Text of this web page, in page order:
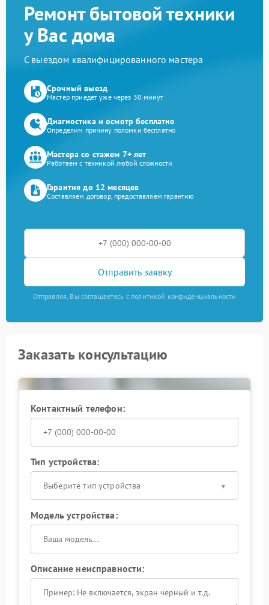
Ремонт бытовой техники
у Вас дома
С выездом квалифицированного мастера
Срочный выезд
Мастер приедет уже через 30 минут
Диагностика и осмотр бесплатно
Определим причину поломки бесплатно
Мастера со стажем 7+ лет
Работаем с техникой любой сложности
Гарантия до 12 месяцев
Составляем договор, предоставляем гарантию
Отправить заявку
Отправляя, Вы соглашаетесь с политикой конфиденциальности
Заказать консультацию
Контактный телефон:
Тип устройства:
Выберите тип устройства
Модель устройства:
Описание неисправности: